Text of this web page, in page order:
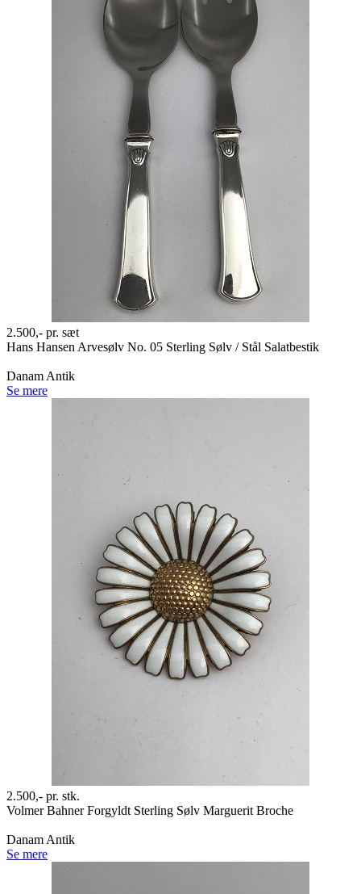
2.500,- pr. sæt
Hans Hansen Arvesølv No. 05 Sterling Sølv / Stål Salatbestik
Danam Antik
Se mere
2.500,- pr. stk.
Volmer Bahner Forgyldt Sterling Sølv Marguerit Broche
Danam Antik
Se mere